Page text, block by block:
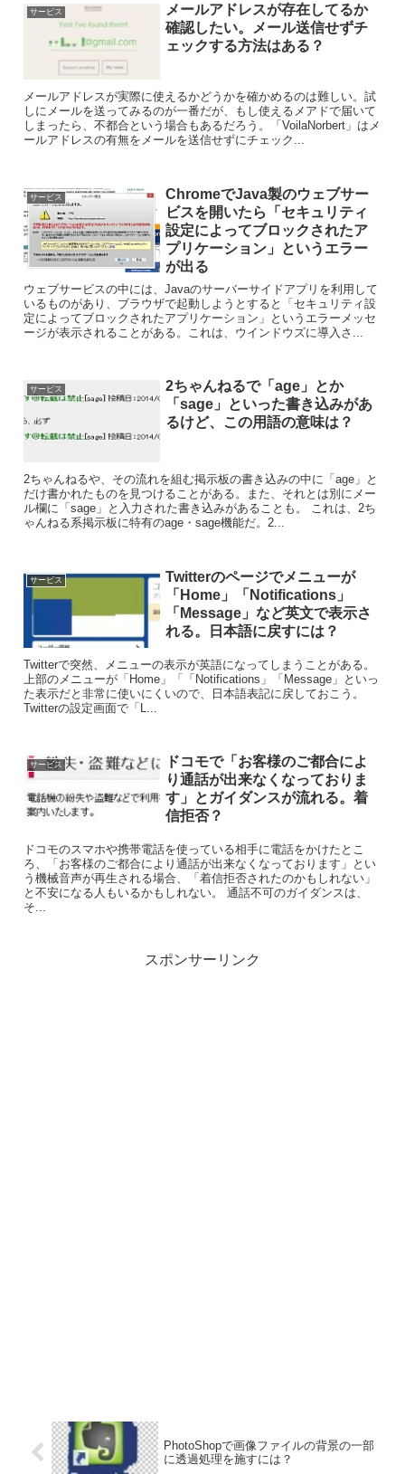
サービス
メールアドレスが存在してるか
確認したい。メール送信せずチ
ェックする方法はある？
メールアドレスが実際に使えるかどうかを確かめるのは難しい。試
しにメールを送ってみるのが一番だが、もし使えるメアドで届いて
しまったら、不都合という場合もあるだろう。「VoilaNorbert」はメ
ールアドレスの有無をメールを送信せずにチェック...
サービス
ChromeでJava製のウェブサー
ビスを開いたら「セキュリティ
設定によってブロックされたア
プリケーション」というエラー
が出る
ウェブサービスの中には、Javaのサーバーサイドアプリを利用して
いるものがあり、ブラウザで起動しようとすると「セキュリティ設
定によってブロックされたアプリケーション」というエラーメッセ
ージが表示されることがある。これは、ウインドウズに導入さ...
サービス
2ちゃんねるで「age」とか
「sage」といった書き込みがあ
るけど、この用語の意味は？
2ちゃんねるや、その流れを組む掲示板の書き込みの中に「age」と
だけ書かれたものを見つけることがある。また、それとは別にメー
ル欄に「sage」と入力された書き込みがあることも。 これは、2ち
ゃんねる系掲示板に特有のage・sage機能だ。2...
サービス
Twitterのページでメニューが
「Home」「Notifications」
「Message」など英文で表示さ
れる。日本語に戻すには？
Twitterで突然、メニューの表示が英語になってしまうことがある。
上部のメニューが「Home」「「Notifications」「Message」といっ
た表示だと非常に使いにくいので、日本語表記に戻しておこう。
Twitterの設定画面で「L...
サービス
ドコモで「お客様のご都合によ
り通話が出来なくなっておりま
す」とガイダンスが流れる。着
信拒否？
ドコモのスマホや携帯電話を使っている相手に電話をかけたとこ
ろ、「お客様のご都合により通話が出来なくなっております」とい
う機械音声が再生される場合、「着信拒否されたのかもしれない」
と不安になる人もいるかもしれない。 通話不可のガイダンスは、
そ...
スポンサーリンク
PhotoShopで画像ファイルの背景の一部
に透過処理を施すには？